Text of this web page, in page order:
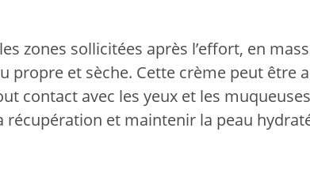
zones sollicitées après l’effort, en
propre et sèche. Cette crème peut être
contact avec les yeux et les
récupération et maintenir la peau